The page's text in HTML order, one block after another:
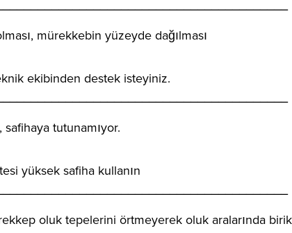
mürekkebin yüzeyde dağılması
ekibinden destek isteyiniz.
tutunamıyor.
yüksek safiha kullanın
oluk tepelerini örtmeyerek oluk aralarında